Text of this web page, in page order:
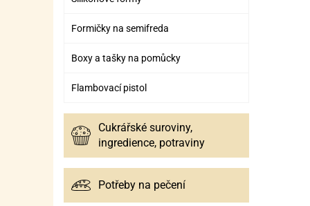
Formičky na semifreda
Boxy a tašky na pomůcky
Flambovací pistol
Cukrářské suroviny,
ingredience, potraviny
Potřeby na pečení